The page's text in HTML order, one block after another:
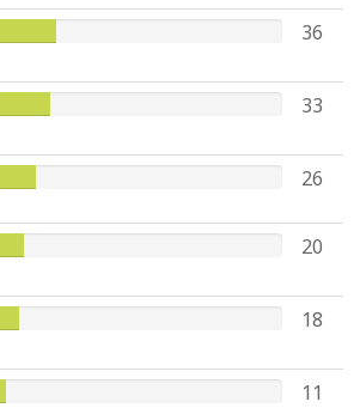
36
33
26
20
18
11